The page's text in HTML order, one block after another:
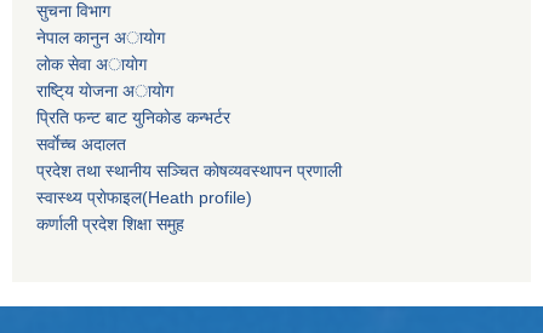
सुचना विभाग
नेपाल कानुन अायाेग
लाेक सेवा अायाेग
राष्टि्य याेजना अायाेग
प्रिति फन्ट बाट युनिकाेड कन्भर्टर
सर्वाेच्च अदालत
प्रदेश तथा स्थानीय सञ्चित काेषव्यवस्थापन प्रणाली
स्वास्थ्य प्राेफाइल(Heath profile)
कर्णाली प्रदेश शिक्षा समुह